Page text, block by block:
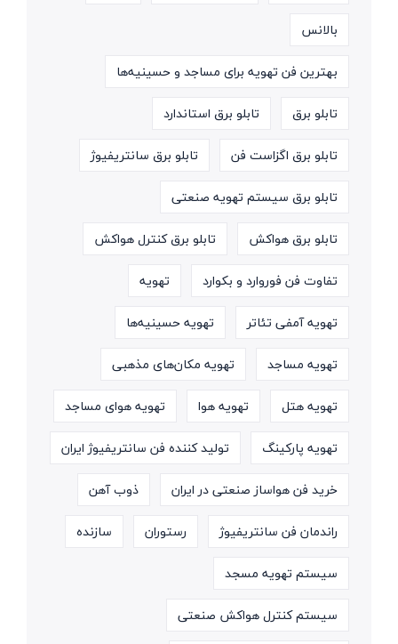
بالانس
بهترین فن تهویه برای مساجد و حسینیه‌ها
تابلو برق
تابلو برق استاندارد
تابلو برق اگزاست فن
تابلو برق سانتریفیوژ
تابلو برق سیستم تهویه صنعتی
تابلو برق هواکش
تابلو برق کنترل هواکش
تفاوت فن فوروارد و بکوارد
تهویه
تهویه آمفی تئاتر
تهویه حسینیه‌ها
تهویه مساجد
تهویه مکان‌های مذهبی
تهویه هتل
تهویه هوا
تهویه هوای مساجد
تهویه پارکینگ
تولید کننده فن سانتریفیوژ ایران
خرید فن هواساز صنعتی در ایران
ذوب آهن
راندمان فن سانتریفیوژ
رستوران
سازنده
سیستم تهویه مسجد
سیستم کنترل هواکش صنعتی